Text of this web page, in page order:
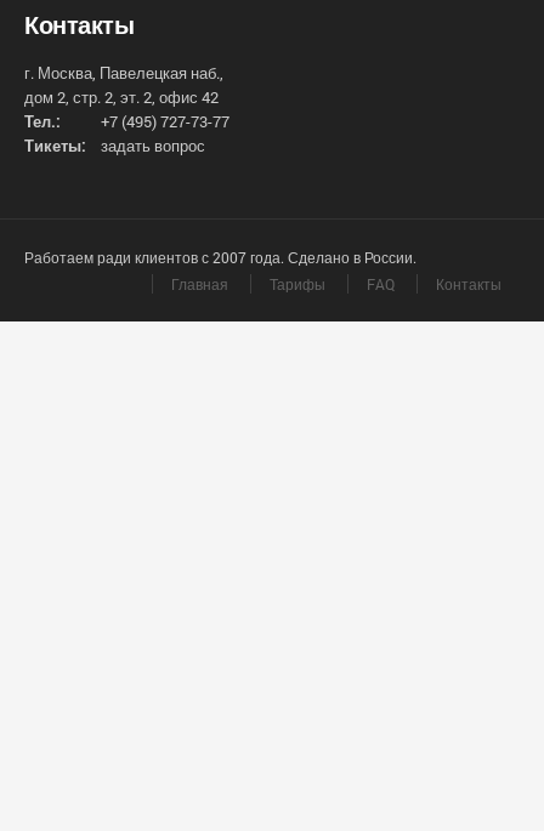
Контакты
г. Москва, Павелецкая наб.,
дом 2, стр. 2, эт. 2, офис 42
Тел.:
+7 (495) 727-73-77
Тикеты:
задать вопрос
Работаем ради клиентов с 2007 года. Сделано в России.
Главная
Тарифы FAQ Контакты